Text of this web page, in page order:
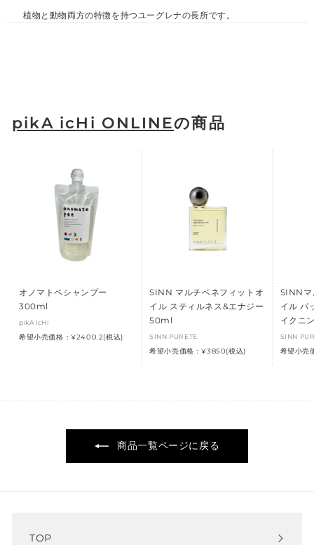
植物と動物両方の特徴を持つユーグレナの長所です。
pikA icHi ONLINEの商品
オノマトペシャンプー
300ml
pikA icHi
希望小売価格：¥2400.2(税込)
SINN マルチベネフィットオ
イル スティルネス&エナジー
50ml
SINN PURETE
希望小売価格：¥3850(税込)
SINNマ
イル パ
イクニ
SINN
希望小売
商品一覧ページに戻る
TOP